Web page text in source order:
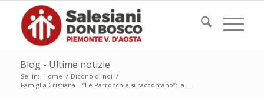
Blog - Ultime notizie
Sei in: Home / Dicono di noi /
Famiglia Cristiana – “Le Parrocchie si raccontano”: la...